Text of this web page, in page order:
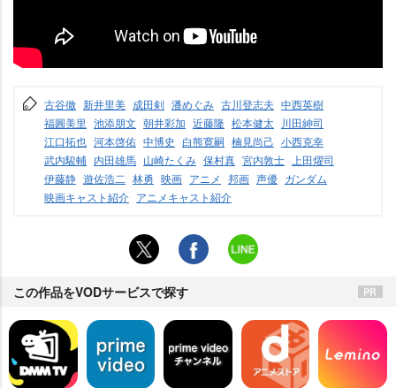
古谷徹 新井里美 成田剣 潘めぐみ 古川登志夫 中西英樹
福圓美里 池添朋文 朝井彩加 近藤隆 松本健太 川田紳司
江口拓也 河本啓佑 中博史 白熊寛嗣 楠見尚己 小西克幸
武内駿輔 内田雄馬 山崎たくみ 保村真 宮内敦士
上田燿司
伊藤静 遊佐浩二 林勇 映画 アニメ 邦画 声優 ガンダム
映画キャスト紹介 アニメキャスト紹介
この作品をVODサービスで探す